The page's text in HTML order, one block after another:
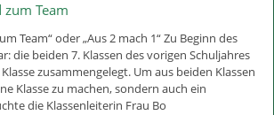
zum Team
Team“ oder „Aus 2 mach 1“ Zu Beginn des
die beiden 7. Klassen des vorigen Schuljahres
zusammengelegt. Um aus beiden Klassen
Klasse zu machen, sondern auch ein
die Klassenleiterin Frau Bo